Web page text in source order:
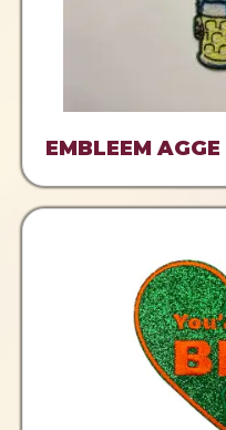
EMBLEEM